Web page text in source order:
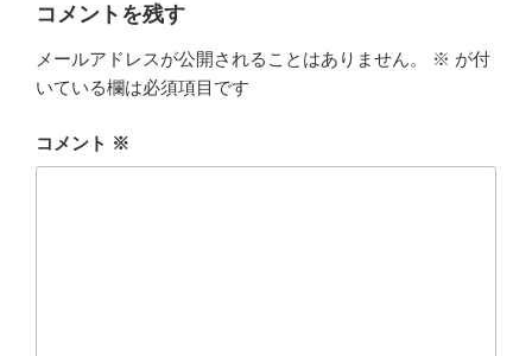
コメントを残す
メールアドレスが公開されることはありません。 ※ が付
いている欄は必須項目です
コメント ※